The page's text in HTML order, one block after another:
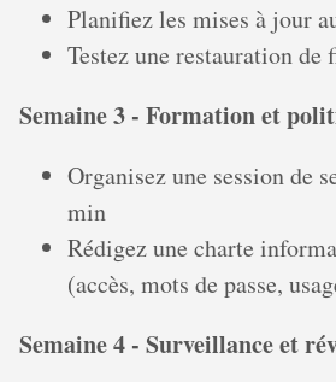
Planifiez les mises à jour
Testez une restauration de
Semaine 3 - Formation et
Organisez une session de
min
Rédigez une charte
(accès, mots de passe,
Semaine 4 - Surveillance et